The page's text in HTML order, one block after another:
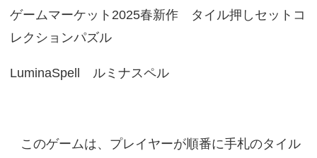
ゲームマーケット2025春新作 タイル押しセットコ
レクションパズル
LuminaSpell ルミナスペル
このゲームは、プレイヤーが順番に手札のタイル